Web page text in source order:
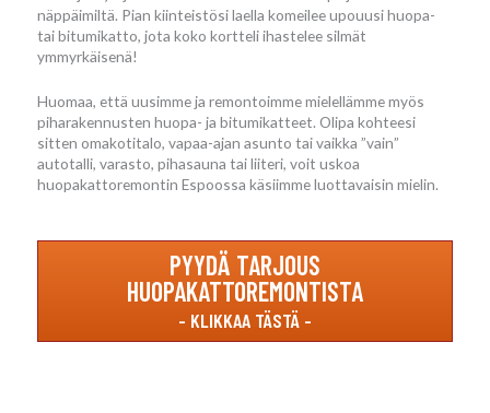
näppäimiltä. Pian kiinteistösi laella komeilee upouusi huopa-
tai bitumikatto, jota koko kortteli ihastelee silmät
ymmyrkäisenä!
Huomaa, että uusimme ja remontoimme mielellämme myös
piharakennusten huopa- ja bitumikatteet. Olipa kohteesi
sitten omakotitalo, vapaa-ajan asunto tai vaikka ”vain”
autotalli, varasto, pihasauna tai liiteri, voit uskoa
huopakattoremontin Espoossa käsiimme luottavaisin mielin.
PYYDÄ TARJOUS
HUOPAKATTOREMONTISTA